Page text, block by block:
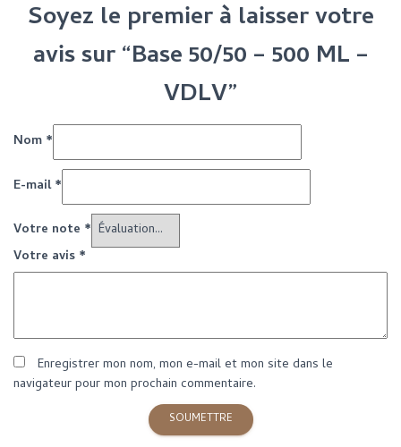
Soyez le premier à laisser votre
avis sur “Base 50/50 – 500 ML –
VDLV”
Nom *
E-mail*
Votre note *
Votre avis *
Enregistrer mon nom, mon e-mail et mon site dans le
navigateur pour mon prochain commentaire.